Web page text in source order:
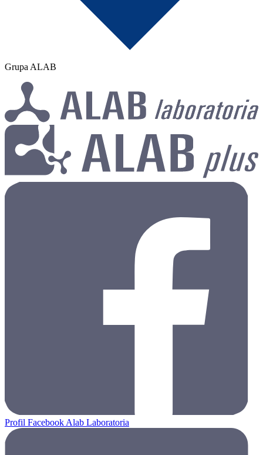
Grupa ALAB
Profil Facebook Alab Laboratoria